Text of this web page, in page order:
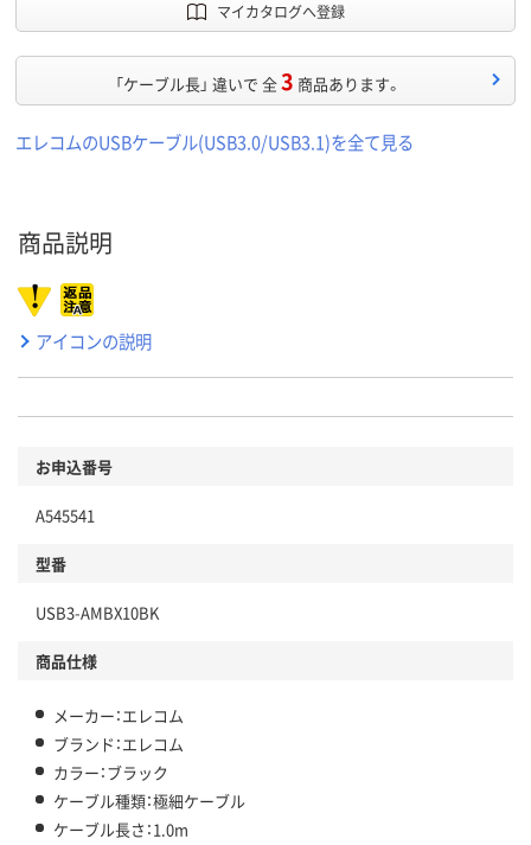
マイカタログへ登録
「ケーブル長」 違いで 全3 商品あります。
エレコムのUSBケーブル(USB3.0/USB3.1)を全て見る
商品説明
アイコンの説明
お申込番号
A545541
型番
USB3-AMBX10BK
商品仕様
メーカー：エレコム
ブランド：エレコム
カラー：ブラック
ケーブル種類：極細ケーブル
ケーブル長さ：1.0m